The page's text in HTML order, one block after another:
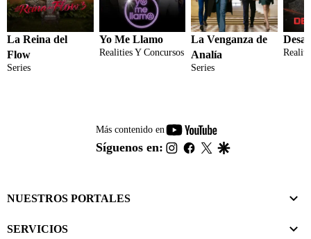
La Reina del
Flow
Series
Yo Me Llamo
Realities Y Concursos
La Venganza de
Analía
Series
Más contenido en
youtube-
footer
Síguenos en: instagram
facebook
twitter
NUESTROS PORTALES
SERVICIOS